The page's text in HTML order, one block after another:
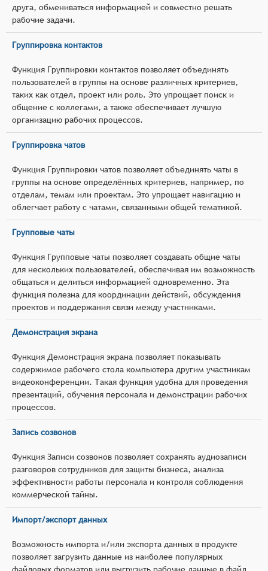
друга, обмениваться информацией и совместно решать
рабочие задачи.
Группировка контактов
Функция Группировки контактов позволяет объединять
пользователей в группы на основе различных критериев,
таких как отдел, проект или роль. Это упрощает поиск и
общение с коллегами, а также обеспечивает лучшую
организацию рабочих процессов.
Группировка чатов
Функция Группировки чатов позволяет объединять чаты в
группы на основе определённых критериев, например, по
отделам, темам или проектам. Это упрощает навигацию и
облегчает работу с чатами, связанными общей тематикой.
Групповые чаты
Функция Групповые чаты позволяет создавать общие чаты
для нескольких пользователей, обеспечивая им возможность
общаться и делиться информацией одновременно. Эта
функция полезна для координации действий, обсуждения
проектов и поддержания связи между участниками.
Демонстрация экрана
Функция Демонстрация экрана позволяет показывать
содержимое рабочего стола компьютера другим участникам
видеоконференции. Такая функция удобна для проведения
презентаций, обучения персонала и демонстрации рабочих
процессов.
Запись созвонов
Функция Записи созвонов позволяет сохранять аудиозаписи
разговоров сотрудников для защиты бизнеса, анализа
эффективности работы персонала и контроля соблюдения
коммерческой тайны.
Импорт/экспорт данных
Возможность импорта и/или экспорта данных в продукте
позволяет загрузить данные из наиболее популярных